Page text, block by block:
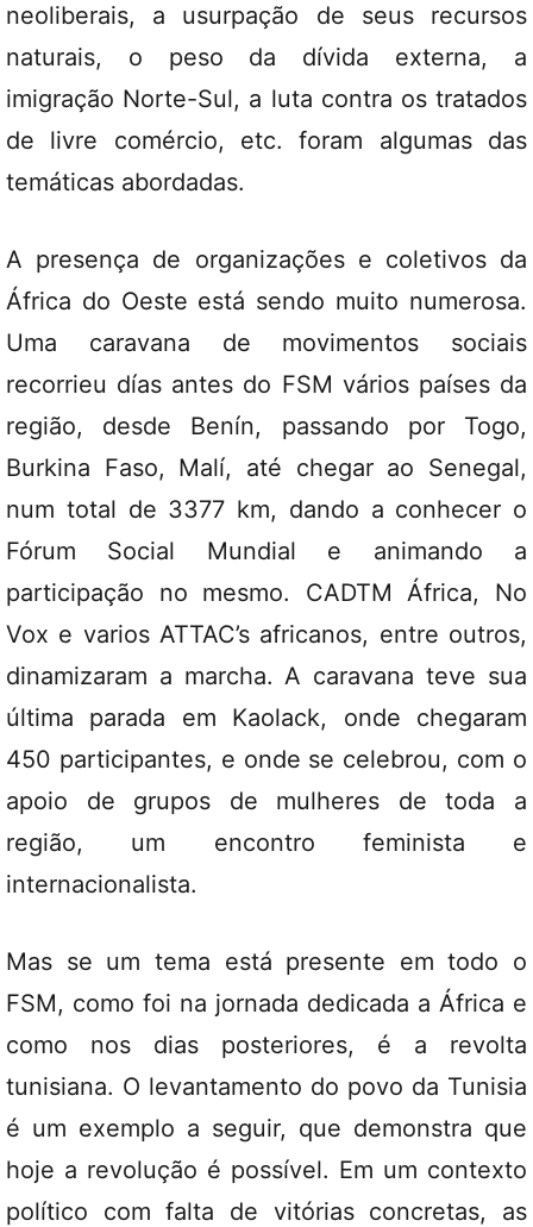
neoliberais, a usurpação de seus recursos
naturais, o peso da dívida externa, a
imigração Norte-Sul, a luta contra os tratados
de livre comércio, etc. foram algumas das
temáticas abordadas.
A presença de organizações e coletivos da
África do Oeste está sendo muito numerosa.
Uma caravana de movimentos sociais
recorrieu días antes do FSM vários países da
região, desde Benín, passando por Togo,
Burkina Faso, Malí, até chegar ao Senegal,
num total de 3377 km, dando a conhecer o
Fórum Social Mundial e animando a
participação no mesmo. CADTM África, No
Vox e varios ATTAC’s africanos, entre outros,
dinamizaram a marcha. A caravana teve sua
última parada em Kaolack, onde chegaram
450 participantes, e onde se celebrou, com o
apoio de grupos de mulheres de toda a
região, um encontro feminista e
internacionalista.
Mas se um tema está presente em todo o
FSM, como foi na jornada dedicada a África e
como nos dias posteriores, é a revolta
tunisiana. O levantamento do povo da Tunisia
é um exemplo a seguir, que demonstra que
hoje a revolução é possível. Em um contexto
político com falta de vitórias concretas, as